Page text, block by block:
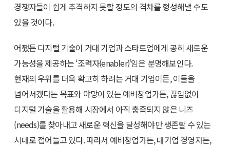
경쟁자들이 쉽게 추격하지 못할 정도의 격차를 형성해낼 수도
있을 것이다.
어쨌든 디지털 기술이 거대 기업과 스타트업에게 공히 새로운
가능성을 제공하는 ‘조력자(enabler)’임은 분명해보인다.
현재의 우위를 더욱 확고히 하려는 거대 기업이든, 이들을
넘어서겠다는 목표와 야망이 있는 예비창업가든, 끊임없이
디지털 기술을 활용해 시장에서 아직 충족되지 않은 니즈
(needs)를 찾아내고 새로운 혁신을 달성해야만 생존할 수 있는
시대로 접어들고 있다. 따라서 예비창업가든, 대기업 경영자든,